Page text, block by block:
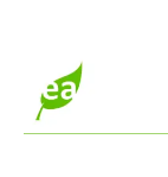
conteúdo